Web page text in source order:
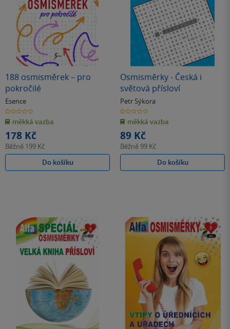
188 osmisměrek – pro
pokročilé
Esence
0.0
z
5
hvězdiček
měkká vazba
178 Kč
Běžně 199 Kč
Do košíku
Osmisměrky - Česká i
světová přísloví
Petr Sýkora
0.0
z
5
hvězdiček
měkká vazba
89 Kč
Běžně 99 Kč
Do košíku